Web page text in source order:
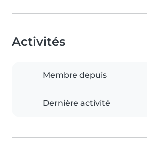
Activités
Membre depuis
Dernière activité